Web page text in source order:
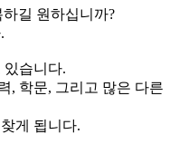
길 원하십니까?
있습니다.
, 학문, 그리고 많은 다른
게 됩니다.